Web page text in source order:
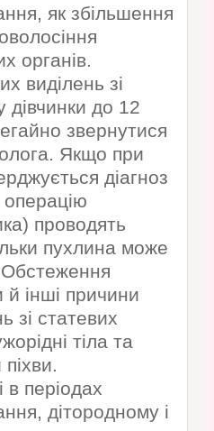
як збільшення
органів.
виділень зі
дівчинки до 12
звернутися
Якщо при
діагноз
проводять
пухлина може
Обстеження
й інші причини
зі статевих
тіла та
в періодах
дітородному і